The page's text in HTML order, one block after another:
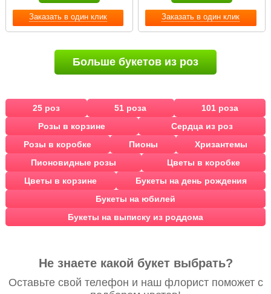
Заказать в один клик Заказать в один клик
Больше букетов из роз
25 роз 51 роза
101 роза
Розы в корзине
Сердца из роз
Розы в коробке
Пионы
Хризантемы
Пионовидные розы
Цветы в коробке
Цветы в корзине
Букеты на день рождения
Букеты на юбилей
Букеты на выписку из роддома
Не знаете какой букет выбрать?
Оставьте свой телефон и наш флорист поможет с